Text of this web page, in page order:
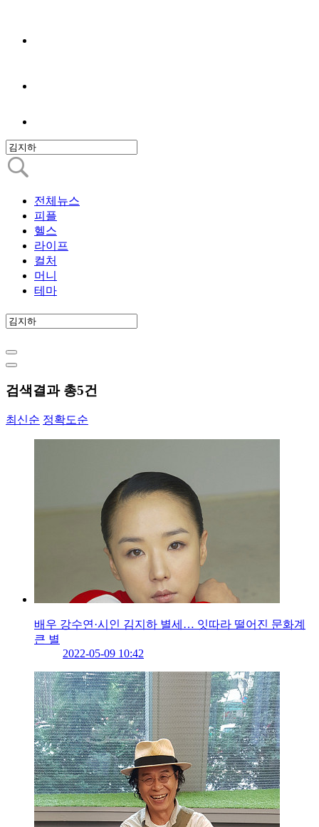
전체뉴스
피플
헬스
라이프
컬처
머니
테마
검색결과 총5건
최신순 정확도순
배우 강수연·시인 김지하 별세… 잇따라 떨어진 문화계
큰 별
2022-05-09 10:42